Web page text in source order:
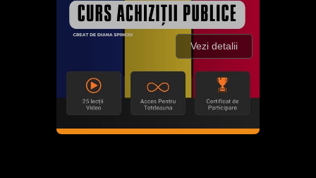
Vezi detalii